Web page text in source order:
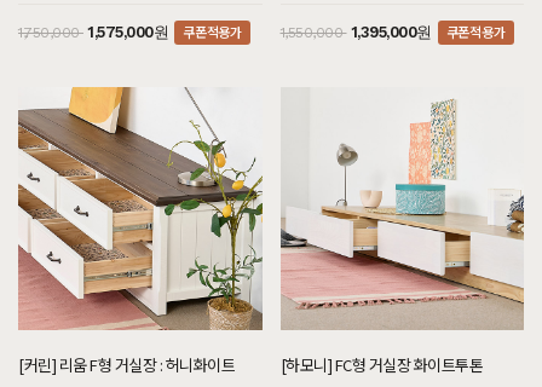
1,750,000 1,575,000원 쿠폰적용가 1,550,000 1,395,000원 쿠폰적용가
[커린] 리움 F형 거실장 : 허니화이트 [하모니] FC형 거실장 화이트투톤